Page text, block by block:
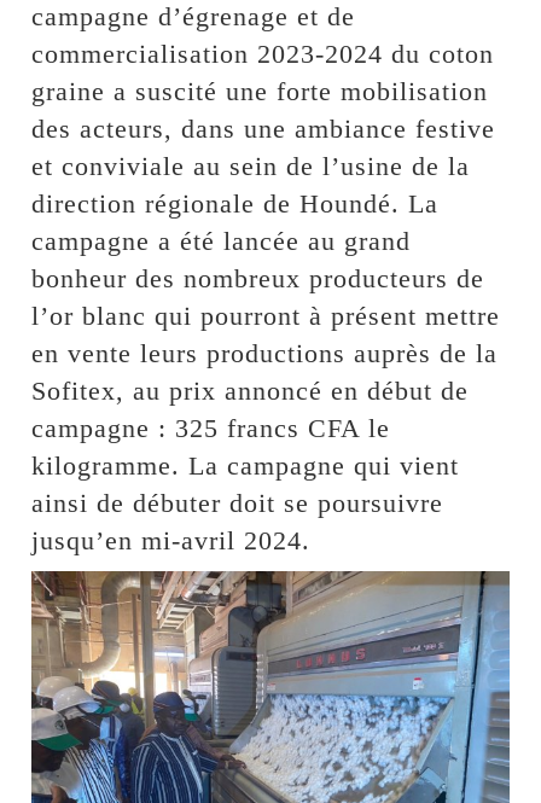
campagne d’égrenage et de
commercialisation 2023-2024 du coton
graine a suscité une forte mobilisation
des acteurs, dans une ambiance festive
et conviviale au sein de l’usine de la
direction régionale de Houndé. La
campagne a été lancée au grand
bonheur des nombreux producteurs de
l’or blanc qui pourront à présent mettre
en vente leurs productions auprès de la
Sofitex, au prix annoncé en début de
campagne : 325 francs CFA le
kilogramme. La campagne qui vient
ainsi de débuter doit se poursuivre
jusqu’en mi-avril 2024.